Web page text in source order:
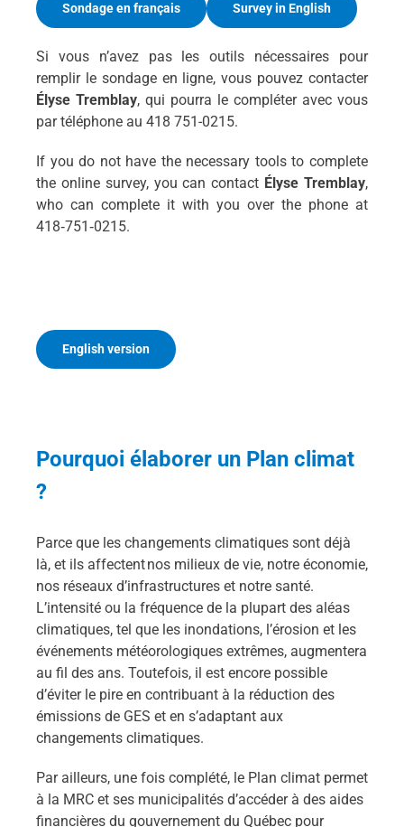
Sondage en français Survey in English
Si vous n’avez pas les outils nécessaires pour
remplir le sondage en ligne, vous pouvez contacter
Élyse Tremblay, qui pourra le compléter avec vous
par téléphone au 418 751-0215.
If you do not have the necessary tools to complete
the online survey, you can contact Élyse Tremblay,
who can complete it with you over the phone at
418‑751‑0215.
English version
Pourquoi élaborer un Plan climat
?
Parce que les changements climatiques sont déjà
là, et ils affectent nos milieux de vie, notre économie,
nos réseaux d’infrastructures et notre santé.
L’intensité ou la fréquence de la plupart des aléas
climatiques, tel que les inondations, l’érosion et les
événements météorologiques extrêmes, augmentera
au fil des ans. Toutefois, il est encore possible
d’éviter le pire en contribuant à la réduction des
émissions de GES et en s’adaptant aux
changements climatiques.
Par ailleurs, une fois complété, le Plan climat permet
à la MRC et ses municipalités d’accéder à des aides
financières du gouvernement du Québec pour